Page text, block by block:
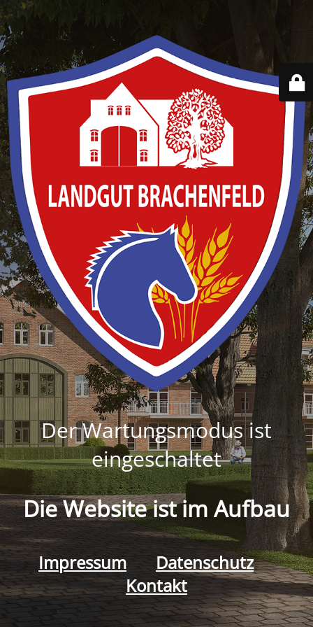
Der Wartungsmodus ist
eingeschaltet
Die Website ist im Aufbau
Impressum
Datenschutz
Kontakt